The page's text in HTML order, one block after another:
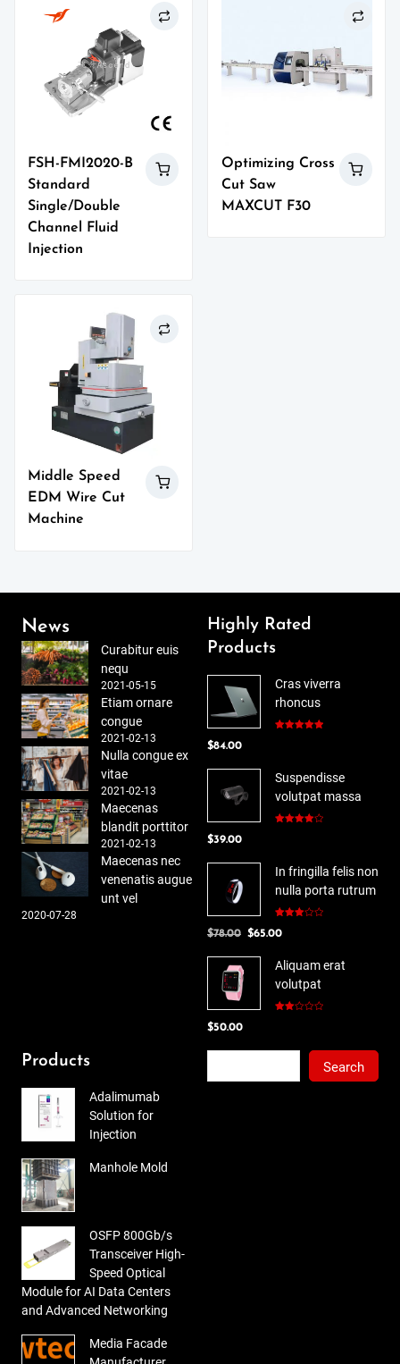
FSH-FMI2020-B
Standard
Single/Double
Channel Fluid
Injection
Optimizing Cross
Cut Saw
MAXCUT F30
Middle Speed
EDM Wire Cut
Machine
News
Curabitur euis
nequ
2021-05-15
Etiam ornare
congue
2021-02-13
Nulla congue ex
vitae
2021-02-13
Maecenas
blandit porttitor
2021-02-13
Maecenas nec
venenatis augue
unt vel
2020-07-28
Highly Rated
Products
Cras viverra
rhoncus
$84.00
Suspendisse
volutpat massa
$39.00
In fringilla felis non
nulla porta rutrum
3.00
$78.00 Original
$78.00.
$65.00Current
is:
$65.00.
Aliquam erat
volutpat
$50.00
Products
Adalimumab
Solution for
Injection
Manhole Mold
OSFP 800Gb/s
Transceiver High-
Speed Optical
Module for AI Data Centers
and Advanced Networking
Media Facade
Search